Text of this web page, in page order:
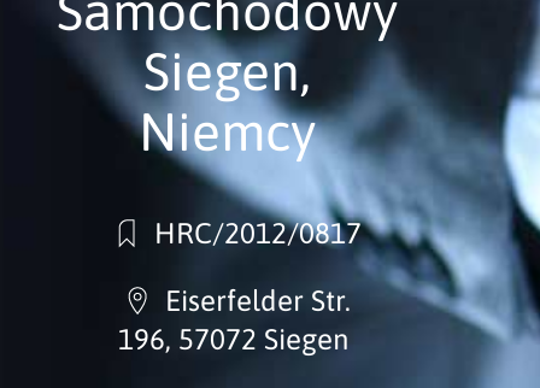
Siegen,
Niemcy
HRC/2012/0817
Eiserfelder Str.
196, 57072 Siegen